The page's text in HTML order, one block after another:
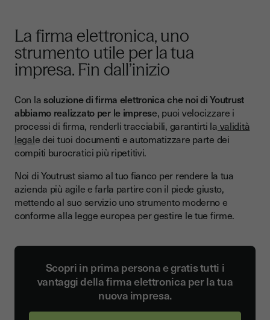
La firma elettronica, uno
strumento utile per la tua
impresa. Fin dall’inizio
Con lasoluzione di firma elettronica che noi di Youtrust
abbiamo realizzato per le imprese, puoi velocizzare i
processi di firma, renderli tracciabili, garantirti la validità
legale dei tuoi documenti e automatizzare parte dei
compiti burocratici più ripetitivi.
Noi di Youtrust siamo al tuo fianco per rendere la tua
azienda più agile e farla partire con il piede giusto,
mettendo al suo servizio uno strumento moderno e
conforme alla legge europea per gestire le tue firme.
Scopri in prima persona e gratis tutti i
vantaggi della firma elettronica per la tua
nuova impresa.